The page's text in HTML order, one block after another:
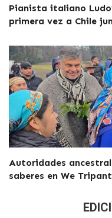
Pianista italiano
primera vez a Chile
Autoridades
saberes en We